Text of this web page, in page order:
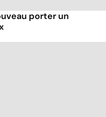
porter un